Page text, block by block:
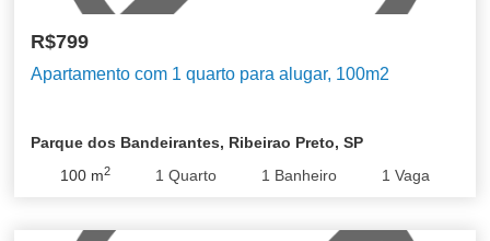
R$799
Apartamento com 1 quarto para alugar, 100m2
Parque dos Bandeirantes, Ribeirao Preto, SP
100m2 1 Quarto 1 Banheiro 1 Vaga